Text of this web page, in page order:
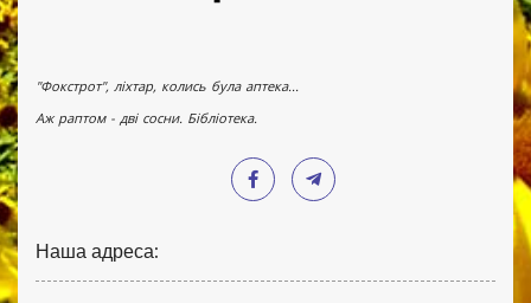
"Фокстрот", ліхтар, колись була аптека...
Аж раптом - дві сосни. Бібліотека.
Наша адреса: